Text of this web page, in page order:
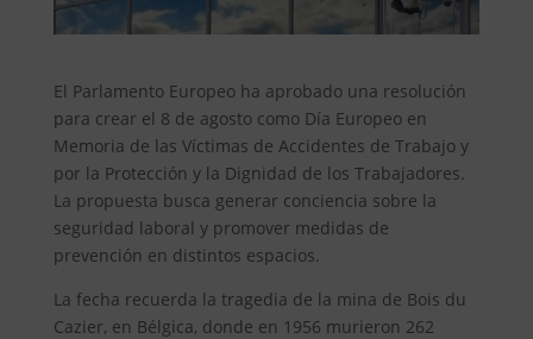
El Parlamento Europeo ha aprobado una resolución
para crear el 8 de agosto como Día Europeo en
Memoria de las Víctimas de Accidentes de Trabajo y
por la Protección y la Dignidad de los Trabajadores.
La propuesta busca generar conciencia sobre la
seguridad laboral y promover medidas de
prevención en distintos espacios.
La fecha recuerda la tragedia de la mina de Bois du
Cazier, en Bélgica, donde en 1956 murieron 262